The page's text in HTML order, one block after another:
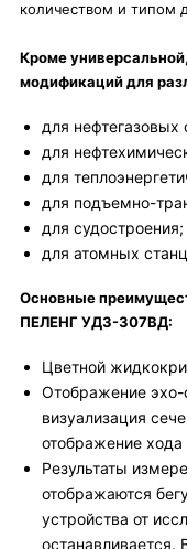
количеством и типом
Кроме
модификаций для
для нефтегазовых
для
для
для подъемно-
для судостроения;
для атомных
Основные
ПЕЛЕНГ УД3-307ВД:
Цветной
Отображение эхо-
визуализация
отображение хода
Результаты
отображаются
устройства от
останавливается.